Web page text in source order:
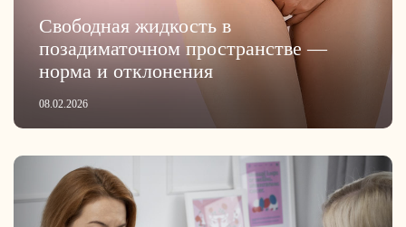
Свободная жидкость в
позадиматочном пространстве —
норма и отклонения
08.02.2026